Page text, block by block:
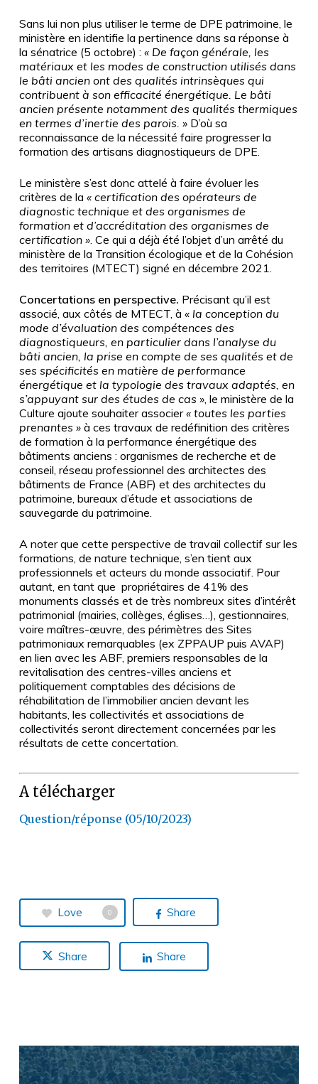
Sans lui non plus utiliser le terme de DPE patrimoine, le
ministère en identifie la pertinence dans sa réponse à
la sénatrice (5 octobre) : « De façon générale, les
matériaux et les modes de construction utilisés dans
le bâti ancien ont des qualités intrinsèques qui
contribuent à son efficacité énergétique. Le bâti
ancien présente notamment des qualités thermiques
en termes d’inertie des parois. »D’où sa
reconnaissance de la nécessité faire progresser la
formation des artisans diagnostiqueurs de DPE.
Le ministère s’est donc attelé à faire évoluer les
critères de la « certification des opérateurs de
diagnostic technique et des organismes de
formation et d’accréditation des organismes de
certification ». Ce qui a déjà été l’objet d’un arrêté du
ministère de la Transition écologique et de la Cohésion
des territoires (MTECT) signé en décembre 2021.
Concertations en perspective. Précisant qu’il est
associé, aux côtés de MTECT, à « la conception du
mode d’évaluation des compétences des
diagnostiqueurs, en particulier dans l’analyse du
bâti ancien, la prise en compte de ses qualités et de
ses spécificités en matière de performance
énergétique et la typologie des travaux adaptés, en
s’appuyant sur des études de cas », le ministère de la
Culture ajoute souhaiter associer« toutes les parties
prenantes »à ces travaux de redéfinition des critères
de formation à la performance énergétique des
bâtiments anciens : organismes de recherche et de
conseil, réseau professionnel des architectes des
bâtiments de France (ABF) et des architectes du
patrimoine, bureaux d’étude et associations de
sauvegarde du patrimoine.
A noter que cette perspective de travail collectif sur les
formations, de nature technique, s’en tient aux
professionnels et acteurs du monde associatif. Pour
autant, en tant que propriétaires de 41% des
monuments classés et de très nombreux sites d’intérêt
patrimonial (mairies, collèges, églises…), gestionnaires,
voire maîtres-œuvre, des périmètres des Sites
patrimoniaux remarquables (ex ZPPAUP puis AVAP)
en lien avec les ABF, premiers responsables de la
revitalisation des centres-villes anciens et
politiquement comptables des décisions de
réhabilitation de l’immobilier ancien devant les
habitants, les collectivités et associations de
collectivités seront directement concernées par les
résultats de cette concertation.
A télécharger
Question/réponse (05/10/2023)
Love 0 Share
Share Share